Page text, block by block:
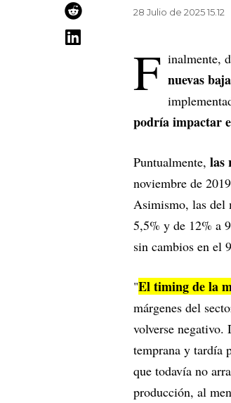
28 Julio de 2025 15.12
F inalmente,
nuevas
podría impactar
Puntualmente, las
noviembre de
Asimismo, las del
5,5% y de 12% a
sin cambios en el
"El timing de la
márgenes del
volverse negativo.
temprana y tardía
que todavía no
producción, al